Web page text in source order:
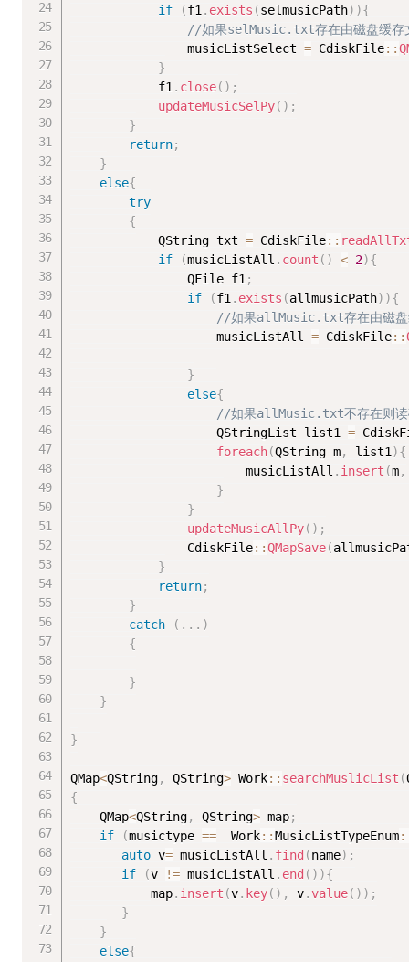
if
(f1. exists (selmusicPath) ){
//如果selMusic.txt存在由磁盘缓存
				musicListSelect
= CdiskFile::
}
			f1
. close( ) ;
updateMusicSelPy( ) ;
}
return;
}
else{
try
{
			QString txt
= CdiskFile::
if
(musicListAll . count ( ) < 2){
				QFile f1
;
if
(f1. exists (allmusicPath) ){
//如果allMusic.txt存在由磁盘
					musicListAll
= CdiskFile::
}
else{
//如果allMusic.txt不存在则读
					QStringList list1
=
foreach(QString m, list1){
						musicListAll
. insert (m,
}
}
updateMusicAllPy( ) ;
				CdiskFile
::QMapSave(
}
return;
}
catch
( . . . )
{
}
}
}
QMap<QString, QString> Work:: searchMuslicList (
{
	QMap
<QString, QString> map;
if
(musictype ==
  Work
::MusicListTypeEnum
auto v= musicListAll . find (name) ;
if
(v != musicListAll . end ( ) ){
		   map
. insert (v. key( ) , v.value( ) ) ;
}
}
else{